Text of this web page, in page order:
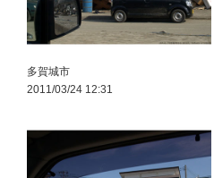
多賀城市
2011/03/24 12:31